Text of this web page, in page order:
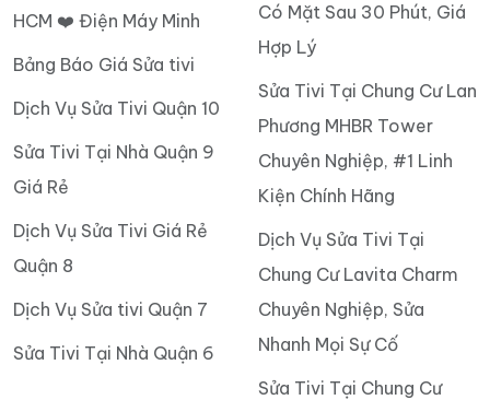
HCM ❤️ Điện Máy Minh
Bảng Báo Giá Sửa tivi
Dịch Vụ Sửa Tivi Quận 10
Sửa Tivi Tại Nhà Quận 9
Giá Rẻ
Dịch Vụ Sửa Tivi Giá Rẻ
Quận 8
Dịch Vụ Sửa tivi Quận 7
Sửa Tivi Tại Nhà Quận 6
Có Mặt Sau 30 Phút, Giá
Hợp Lý
Sửa Tivi Tại Chung Cư Lan
Phương MHBR Tower
Chuyên Nghiệp, #1 Linh
Kiện Chính Hãng
Dịch Vụ Sửa Tivi Tại
Chung Cư Lavita Charm
Chuyên Nghiệp, Sửa
Nhanh Mọi Sự Cố
Sửa Tivi Tại Chung Cư